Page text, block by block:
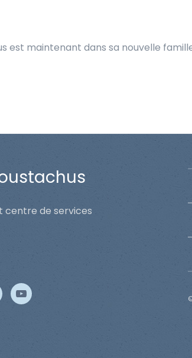
est maintenant dans sa nouvelle
centre de services